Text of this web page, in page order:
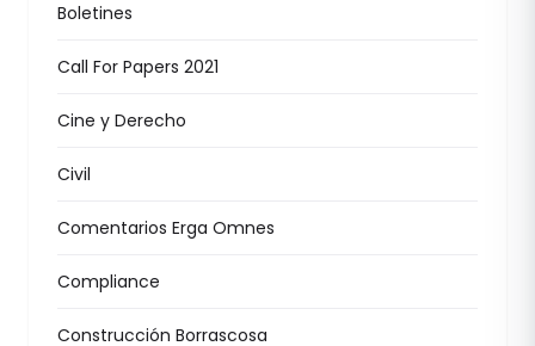
Boletines
Call For Papers 2021
Cine y Derecho
Civil
Comentarios Erga Omnes
Compliance
Construcción Borrascosa